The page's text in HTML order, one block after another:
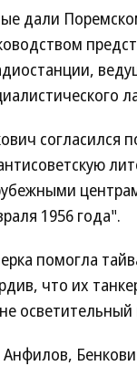
дали
согласился
1956 года".
помогла
что их
осветительный
Анфилов,